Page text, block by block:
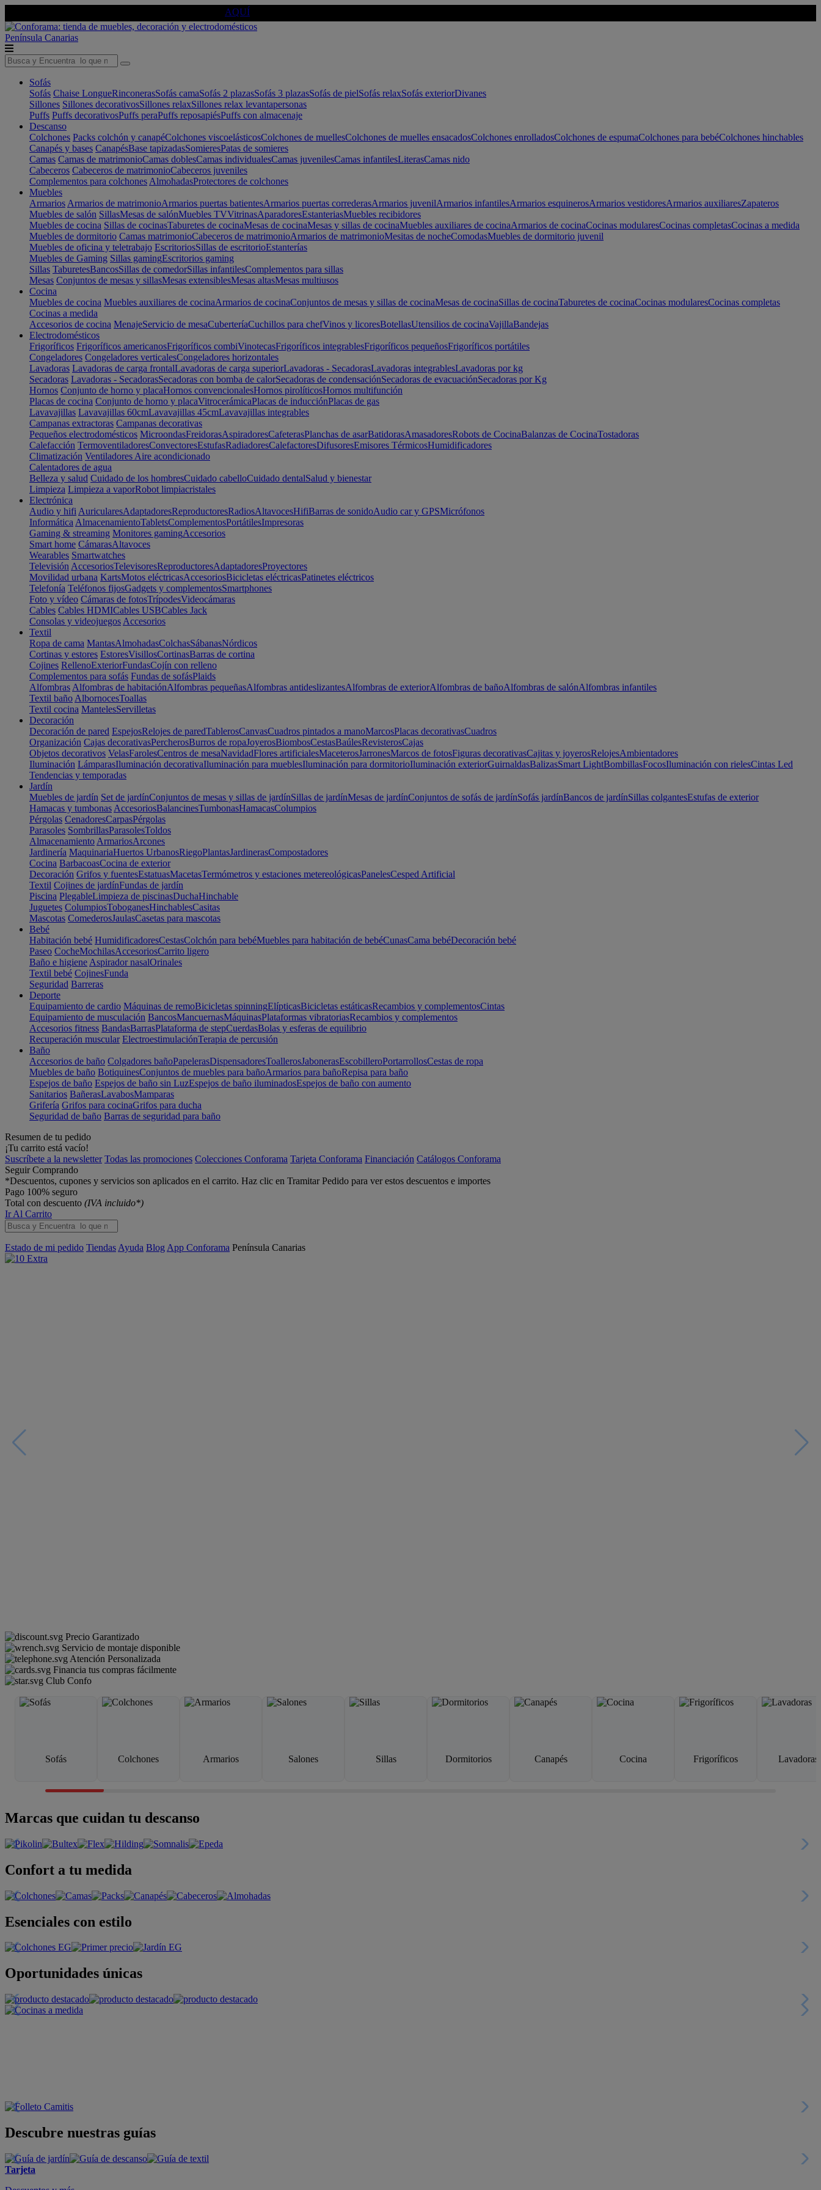
AQUÍ
Península Canarias
Sofás
Sofás Chaise LongueRinconerasSofás camaSofás 2 plazasSofás 3 plazasSofás de pielSofás relaxSofás exteriorDivanes
Sillones Sillones decorativosSillones relaxSillones relax levantapersonas
Puffs Puffs decorativosPuffs peraPuffs reposapiésPuffs con almacenaje
Descanso
Colchones Packs colchón y canapéColchones viscoelásticosColchones de muellesColchones de muelles ensacadosColchones enrolladosColchones de espumaColchones para bebéColchones hinchables
Canapés y bases CanapésBase tapizadasSomieresPatas de somieres
Camas Camas de matrimonioCamas doblesCamas individualesCamas juvenilesCamas infantilesLiterasCamas nido
Cabeceros Cabeceros de matrimonioCabeceros juveniles
Complementos para colchones AlmohadasProtectores de colchones
Muebles
Armarios Armarios de matrimonioArmarios puertas batientesArmarios puertas correderasArmarios juvenilArmarios infantilesArmarios esquinerosArmarios vestidoresArmarios auxiliaresZapateros
Muebles de salón SillasMesas de salónMuebles TVVitrinasAparadoresEstanteriasMuebles recibidores
Muebles de cocina Sillas de cocinasTaburetes de cocinaMesas de cocinaMesas y sillas de cocinaMuebles auxiliares de cocinaArmarios de cocinaCocinas modularesCocinas completasCocinas a medida
Muebles de dormitorio Camas matrimonioCabeceros de matrimonioArmarios de matrimonioMesitas de nocheComodasMuebles de dormitorio juvenil
Muebles de oficina y teletrabajo EscritoriosSillas de escritorioEstanterías
Muebles de Gaming Sillas gamingEscritorios gaming
Sillas TaburetesBancosSillas de comedorSillas infantilesComplementos para sillas
Mesas Conjuntos de mesas y sillasMesas extensiblesMesas altasMesas multiusos
Cocina
Muebles de cocina Muebles auxiliares de cocinaArmarios de cocinaConjuntos de mesas y sillas de cocinaMesas de cocinaSillas de cocinaTaburetes de cocinaCocinas modularesCocinas completas
Cocinas a medida
Accesorios de cocina MenajeServicio de mesaCuberteríaCuchillos para chefVinos y licoresBotellasUtensilios de cocinaVajillaBandejas
Electrodomésticos
Frigoríficos Frigoríficos americanosFrigoríficos combiVinotecasFrigoríficos integrablesFrigoríficos pequeñosFrigoríficos portátiles
Congeladores Congeladores verticalesCongeladores horizontales
Lavadoras Lavadoras de carga frontalLavadoras de carga superiorLavadoras - SecadorasLavadoras integrablesLavadoras por kg
Secadoras Lavadoras - SecadorasSecadoras con bomba de calorSecadoras de condensaciónSecadoras de evacuaciónSecadoras por Kg
Hornos Conjunto de horno y placaHornos convencionalesHornos pirolíticosHornos multifunción
Placas de cocina Conjunto de horno y placaVitrocerámicaPlacas de inducciónPlacas de gas
Lavavajillas Lavavajillas 60cmLavavajillas 45cmLavavajillas integrables
Campanas extractoras Campanas decorativas
Pequeños electrodomésticos MicroondasFreidorasAspiradoresCafeterasPlanchas de asarBatidorasAmasadoresRobots de CocinaBalanzas de CocinaTostadoras
Calefacción TermoventiladoresConvectoresEstufasRadiadoresCalefactoresDifusoresEmisores TérmicosHumidificadores
Climatización Ventiladores Aire acondicionado
Calentadores de agua
Belleza y salud Cuidado de los hombresCuidado cabelloCuidado dentalSalud y bienestar
Limpieza Limpieza a vaporRobot limpiacristales
Electrónica
Audio y hifi AuricularesAdaptadoresReproductoresRadiosAltavocesHifiBarras de sonidoAudio car y GPSMicrófonos
Informática AlmacenamientoTabletsComplementosPortátilesImpresoras
Gaming & streaming Monitores gamingAccesorios
Smart home CámarasAltavoces
Wearables Smartwatches
Televisión AccesoriosTelevisoresReproductoresAdaptadoresProyectores
Movilidad urbana KartsMotos eléctricasAccesoriosBicicletas eléctricasPatinetes eléctricos
Telefonía Teléfonos fijosGadgets y complementosSmartphones
Foto y vídeo Cámaras de fotosTrípodesVideocámaras
Cables Cables HDMICables USBCables Jack
Consolas y videojuegos Accesorios
Textil
Ropa de cama MantasAlmohadasColchasSábanasNórdicos
Cortinas y estores EstoresVisillosCortinasBarras de cortina
Cojines RellenoExteriorFundasCojín con relleno
Complementos para sofás Fundas de sofásPlaids
Alfombras Alfombras de habitaciónAlfombras pequeñasAlfombras antideslizantesAlfombras de exteriorAlfombras de bañoAlfombras de salónAlfombras infantiles
Textil baño AlbornocesToallas
Textil cocina MantelesServilletas
Decoración
Decoración de pared EspejosRelojes de paredTablerosCanvasCuadros pintados a manoMarcosPlacas decorativasCuadros
Organización Cajas decorativasPercherosBurros de ropaJoyerosBiombosCestasBaúlesRevisterosCajas
Objetos decorativos VelasFarolesCentros de mesaNavidadFlores artificialesMaceterosJarronesMarcos de fotosFiguras decorativasCajitas y joyerosRelojesAmbientadores
Iluminación LámparasIluminación decorativaIluminación para mueblesIluminación para dormitorioIluminación exteriorGuirnaldasBalizasSmart LightBombillasFocosIluminación con rielesCintas Led
Tendencias y temporadas
Jardín
Muebles de jardín Set de jardínConjuntos de mesas y sillas de jardínSillas de jardínMesas de jardínConjuntos de sofás de jardínSofás jardínBancos de jardínSillas colgantesEstufas de exterior
Hamacas y tumbonas AccesoriosBalancinesTumbonasHamacasColumpios
Pérgolas CenadoresCarpasPérgolas
Parasoles SombrillasParasolesToldos
Almacenamiento ArmariosArcones
Jardinería MaquinariaHuertos UrbanosRiegoPlantasJardinerasCompostadores
Cocina BarbacoasCocina de exterior
Decoración Grifos y fuentesEstatuasMacetasTermómetros y estaciones metereológicasPanelesCesped Artificial
Textil Cojines de jardínFundas de jardín
Piscina PlegableLimpieza de piscinasDuchaHinchable
Juguetes ColumpiosToboganesHinchablesCasitas
Mascotas ComederosJaulasCasetas para mascotas
Bebé
Habitación bebé HumidificadoresCestasColchón para bebéMuebles para habitación de bebéCunasCama bebéDecoración bebé
Paseo CocheMochilasAccesoriosCarrito ligero
Baño e higiene Aspirador nasalOrinales
Textil bebé CojinesFunda
Seguridad Barreras
Deporte
Equipamiento de cardio Máquinas de remoBicicletas spinningElípticasBicicletas estáticasRecambios y complementosCintas
Equipamiento de musculación BancosMancuernasMáquinasPlataformas vibratoriasRecambios y complementos
Accesorios fitness BandasBarrasPlataforma de stepCuerdasBolas y esferas de equilibrio
Recuperación muscular ElectroestimulaciónTerapia de percusión
Baño
Accesorios de baño Colgadores bañoPapelerasDispensadoresToallerosJabonerasEscobilleroPortarrollosCestas de ropa
Muebles de baño BotiquinesConjuntos de muebles para bañoArmarios para bañoRepisa para baño
Espejos de baño Espejos de baño sin LuzEspejos de baño iluminadosEspejos de baño con aumento
Sanitarios BañerasLavabosMamparas
Grifería Grifos para cocinaGrifos para ducha
Seguridad de baño Barras de seguridad para baño
Resumen de tu pedido
¡Tu carrito está vacío!
Suscríbete a la newsletter Todas las promociones Colecciones Conforama Tarjeta Conforama Financiación Catálogos Conforama
Seguir Comprando
*Descuentos, cupones y servicios son aplicados en el carrito. Haz clic en Tramitar Pedido para ver estos descuentos e importes
Pago 100% seguro
Total con descuento (IVA incluido*)
Ir Al Carrito
Estado de mi pedido Tiendas Ayuda Blog App Conforama Península Canarias
Precio Garantizado
Servicio de montaje disponible
Atención Personalizada
Financia tus compras fácilmente
Club Confo
Sofás Colchones Armarios Salones Sillas Dormitorios Canapés Cocina Frigoríficos Lavadoras
Marcas que cuidan tu descanso
Confort a tu medida
Esenciales con estilo
Oportunidades únicas
Descubre nuestras guías
Tarjeta